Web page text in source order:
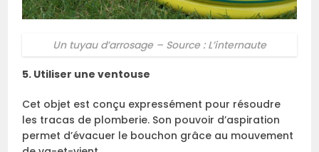
Un tuyau d’arrosage – Source : L’internaute
5. Utiliser une ventouse
Cet objet est conçu expressément pour résoudre
les tracas de plomberie. Son pouvoir d’aspiration
permet d’évacuer le bouchon grâce au mouvement